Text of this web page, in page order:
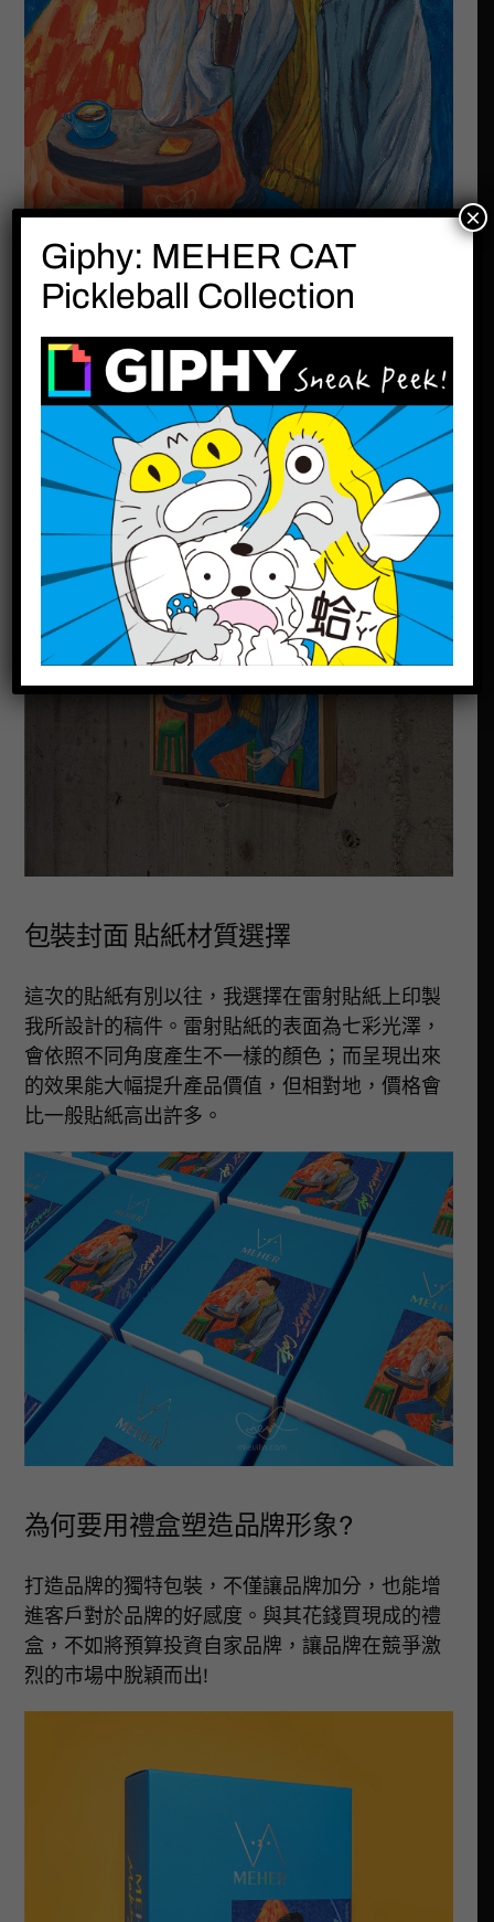
而將作品裱框後，我對作品的滿意度又大幅提升
包裝封面 貼紙材質選擇
這次的貼紙有別以往，我選擇在雷射貼紙上印製
我所設計的稿件。雷射貼紙的表面為七彩光澤，
會依照不同角度產生不一樣的顏色；而呈現出來
的效果能大幅提升產品價值，但相對地，價格會
比一般貼紙高出許多。
為何要用禮盒塑造品牌形象?
打造品牌的獨特包裝，不僅讓品牌加分，也能增
進客戶對於品牌的好感度。與其花錢買現成的禮
盒，不如將預算投資自家品牌，讓品牌在競爭激
烈的市場中脫穎而出!
Giphy: MEHER CAT
Pickleball Collection
×